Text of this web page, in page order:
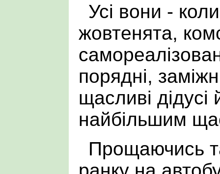
Усі вони -
жовтенята,
порядні,
щасливі дідусі
найбільшим
Прощаючись